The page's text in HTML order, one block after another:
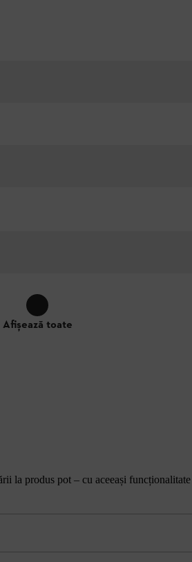
Afișează toate
la produs pot – cu aceeași